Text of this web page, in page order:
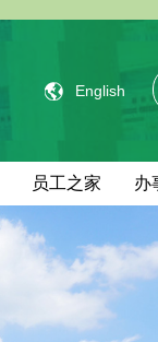
English
员工之家 办